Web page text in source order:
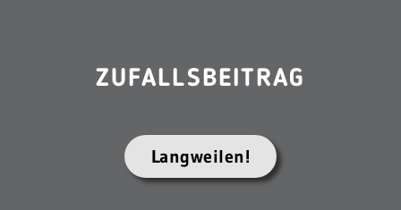
ZUFALLSBEITRAG
Langweilen!